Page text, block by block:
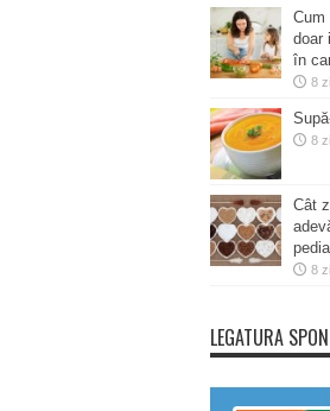
Cum
doar
în
8
8
Cât
8
LEGATURA